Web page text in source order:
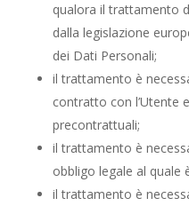
qualora il trattamento
dalla legislazione
dei Dati Personali;
il trattamento è
contratto con l’Utente
precontrattuali;
il trattamento è
obbligo legale al quale
il trattamento è